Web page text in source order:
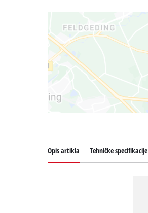
Opis artikla Tehničke specifikacije